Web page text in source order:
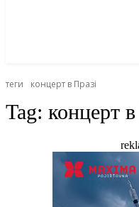
теги концерт в Празі
Tag: концерт